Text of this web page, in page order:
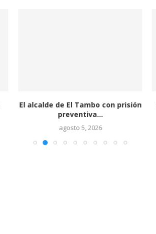
El alcalde de El Tambo con prisión
preventiva...
agosto 5, 2026